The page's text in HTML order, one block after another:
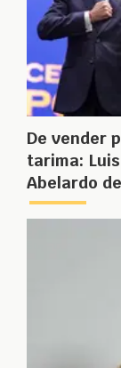
De vender
tarima:
Abelardo